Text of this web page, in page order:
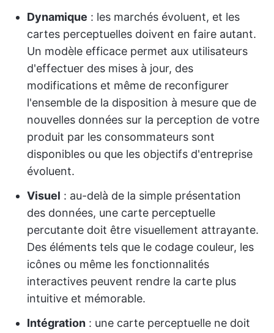
Dynamique : les marchés évoluent, et les
cartes perceptuelles doivent en faire autant.
Un modèle efficace permet aux utilisateurs
d'effectuer des mises à jour, des
modifications et même de reconfigurer
l'ensemble de la disposition à mesure que de
nouvelles données sur la perception de votre
produit par les consommateurs sont
disponibles ou que les objectifs d'entreprise
évoluent.
Visuel : au-delà de la simple présentation
des données, une carte perceptuelle
percutante doit être visuellement attrayante.
Des éléments tels que le codage couleur, les
icônes ou même les fonctionnalités
interactives peuvent rendre la carte plus
intuitive et mémorable.
Intégration : une carte perceptuelle ne doit